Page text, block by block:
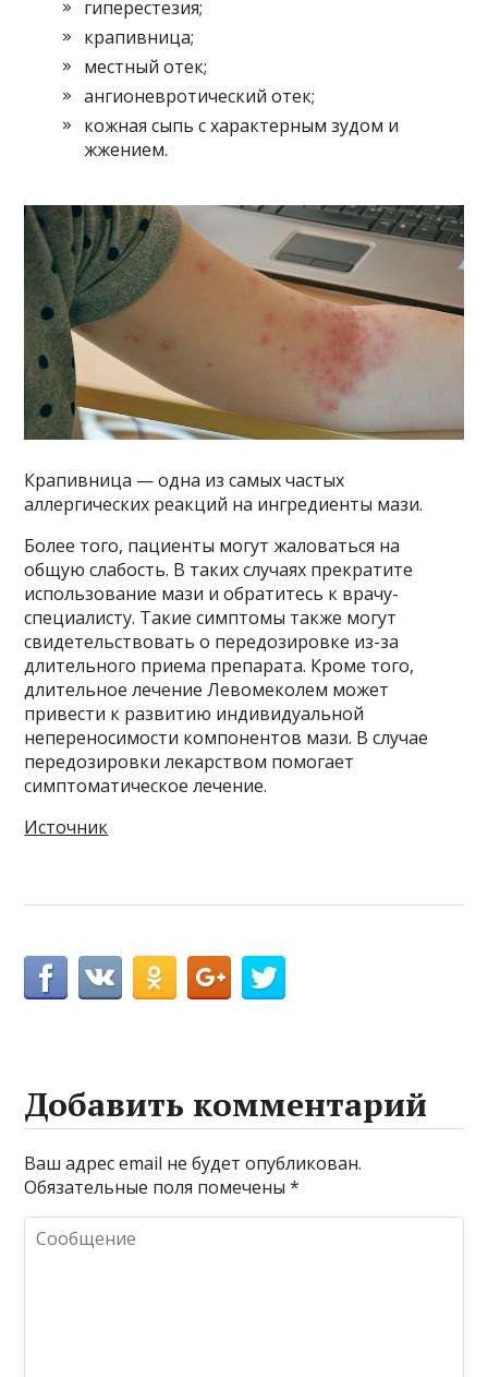
гиперестезия;
крапивница;
местный отек;
ангионевротический отек;
кожная сыпь с характерным зудом и
жжением.
Крапивница — одна из самых частых
аллергических реакций на ингредиенты мази.
Более того, пациенты могут жаловаться на
общую слабость. В таких случаях прекратите
использование мази и обратитесь к врачу-
специалисту. Такие симптомы также могут
свидетельствовать о передозировке из-за
длительного приема препарата. Кроме того,
длительное лечение Левомеколем может
привести к развитию индивидуальной
непереносимости компонентов мази. В случае
передозировки лекарством помогает
симптоматическое лечение.
Источник
Добавить комментарий
Ваш адрес email не будет опубликован.
Обязательные поля помечены*